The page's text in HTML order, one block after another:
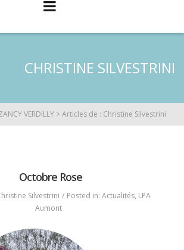
CHRISTINE SILVESTRINI
VERDILLY >Articles de : Christine Silvestrini
Octobre Rose
Silvestrini Posted in: Actualités, LPA
Aumont